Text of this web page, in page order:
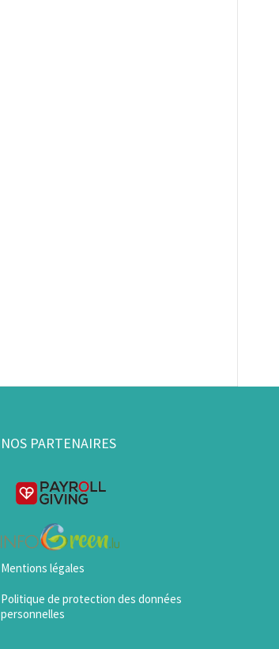
NOS PARTENAIRES
Mentions légales
Politique de protection des données
personnelles